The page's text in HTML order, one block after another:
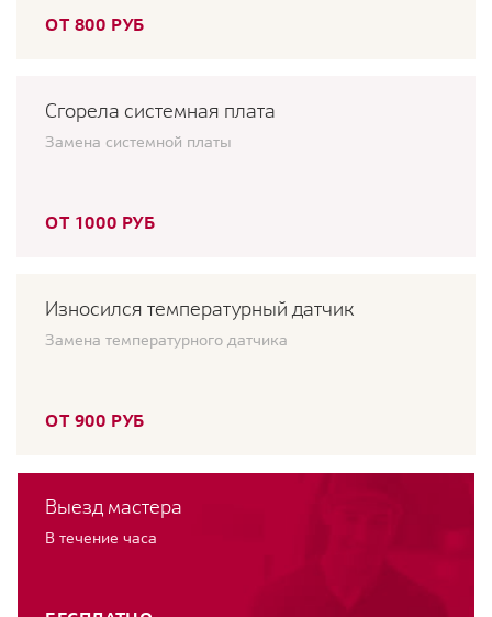
ОТ 800 РУБ
Сгорела системная плата
Замена системной платы
ОТ 1000 РУБ
Износился температурный датчик
Замена температурного датчика
ОТ 900 РУБ
Выезд мастера
В течение часа